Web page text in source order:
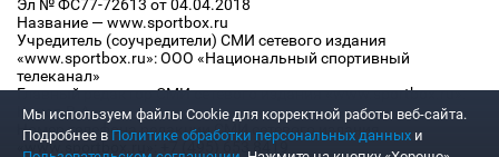
Эл № ФС77-72613 от 04.04.2018
Название — www.sportbox.ru
Учредитель (соучредители) СМИ сетевого издания
«www.sportbox.ru»: ООО «Национальный спортивный
телеканал»
Главный редактор СМИ сетевого издания «www.sportbox.ru»:
Конов В.А.
Номер телефона редакции СМИ сетевого издания
«www.sportbox.ru»: +7 (495) 653 8419
Мы используем файлы Сookie для корректной работы веб-сайта.
Подробнее в Политике обработки персональных данных и